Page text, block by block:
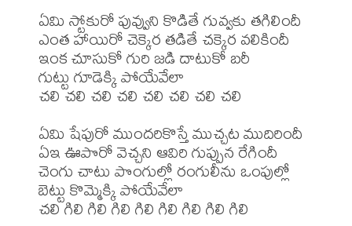
ఏమి స్టోకురో పువ్వుని కొడితే గువ్వకు తగిలిందీ
ఎంత హాయిరో చెక్కెర తడితే చక్కెర వలికిందీ
ఇంక చూసుకో గురి జడి దాటుకో బరీ
గుట్టు గూడెక్కి పోయేవేలా
చలి చలి చలి చలి చలి చలి చలి చలి
ఏమి షేపురో ముందరికొస్తే ముచ్చట ముదిరిందీ
ఏఇ ఊపొరో వెచ్చని ఆవిరి గుప్పున రేగిందీ
చెంగు చాటు పొంగుల్లో రంగులీను ఒంపుల్లో
బెట్టు కొమ్మెక్కి పోయేవేలా
చలి గిలి గిలి గిలి గిలి గిలి గిలి గిలి గిలి